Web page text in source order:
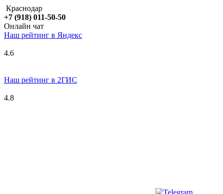
Краснодар
+7 (918) 011-50-50
Онлайн чат
Наш рейтинг в Яндекс
4.6
Наш рейтинг в 2ГИС
4.8